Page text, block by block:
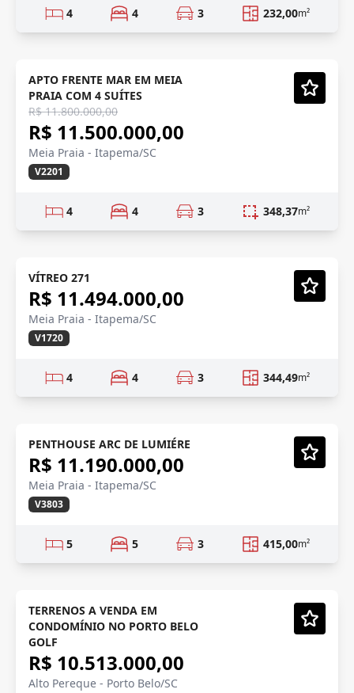
4 4 3 232,00m²
VISTA MAR
Vídeo
Semi-Novo
APTO FRENTE MAR EM MEIA
PRAIA COM 4 SUÍTES
R$ 11.800.000,00
R$ 11.500.000,00
Meia Praia - Itapema/SC
V2201
4 4 3 348,37m²
LANÇAMENTO
Vídeo
Em Construção
VÍTREO 271
R$ 11.494.000,00
Meia Praia - Itapema/SC
V1720
4 4 3 344,49m²
LANÇAMENTO
Vídeo
Lançamento
PENTHOUSE ARC DE LUMIÉRE
R$ 11.190.000,00
Meia Praia - Itapema/SC
V3803
5 5 3 415,00m²
GOLF RESORT
Vídeo
Em Construção
TERRENOS A VENDA EM
CONDOMÍNIO NO PORTO BELO
GOLF
R$ 10.513.000,00
Alto Pereque - Porto Belo/SC